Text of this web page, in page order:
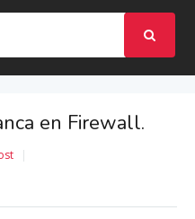
en Firewall.